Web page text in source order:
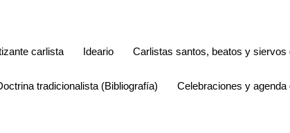
carlista Ideario Carlistas santos, beatos y siervos
tradicionalista (Bibliografía) Celebraciones y